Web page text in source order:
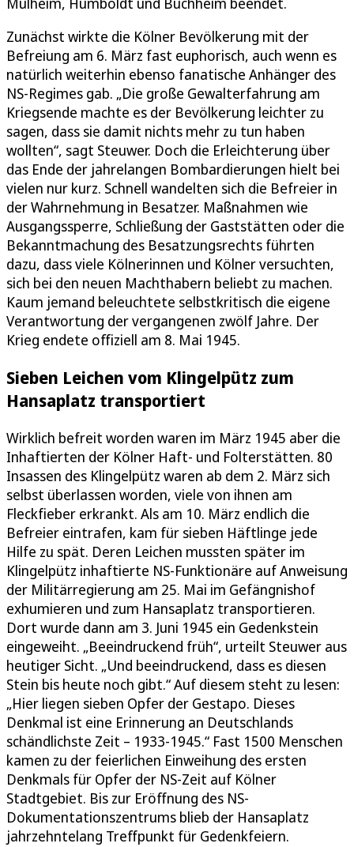
Zunächst wirkte die Kölner Bevölkerung mit der
Befreiung am 6. März fast euphorisch, auch wenn es
natürlich weiterhin ebenso fanatische Anhänger des
NS-Regimes gab. „Die große Gewalterfahrung am
Kriegsende machte es der Bevölkerung leichter zu
sagen, dass sie damit nichts mehr zu tun haben
wollten“, sagt Steuwer. Doch die Erleichterung über
das Ende der jahrelangen Bombardierungen hielt bei
vielen nur kurz. Schnell wandelten sich die Befreier in
der Wahrnehmung in Besatzer. Maßnahmen wie
Ausgangssperre, Schließung der Gaststätten oder die
Bekanntmachung des Besatzungsrechts führten
dazu, dass viele Kölnerinnen und Kölner versuchten,
sich bei den neuen Machthabern beliebt zu machen.
Kaum jemand beleuchtete selbstkritisch die eigene
Verantwortung der vergangenen zwölf Jahre. Der
Krieg endete offiziell am 8. Mai 1945.
Sieben Leichen vom Klingelpütz zum
Hansaplatz transportiert
Wirklich befreit worden waren im März 1945 aber die
Inhaftierten der Kölner Haft- und Folterstätten. 80
Insassen des Klingelpütz waren ab dem 2. März sich
selbst überlassen worden, viele von ihnen am
Fleckfieber erkrankt. Als am 10. März endlich die
Befreier eintrafen, kam für sieben Häftlinge jede
Hilfe zu spät. Deren Leichen mussten später im
Klingelpütz inhaftierte NS-Funktionäre auf Anweisung
der Militärregierung am 25. Mai im Gefängnishof
exhumieren und zum Hansaplatz transportieren.
Dort wurde dann am 3. Juni 1945 ein Gedenkstein
eingeweiht. „Beeindruckend früh“, urteilt Steuwer aus
heutiger Sicht. „Und beeindruckend, dass es diesen
Stein bis heute noch gibt.“ Auf diesem steht zu lesen:
„Hier liegen sieben Opfer der Gestapo. Dieses
Denkmal ist eine Erinnerung an Deutschlands
schändlichste Zeit – 1933-1945.“ Fast 1500 Menschen
kamen zu der feierlichen Einweihung des ersten
Denkmals für Opfer der NS-Zeit auf Kölner
Stadtgebiet. Bis zur Eröffnung des NS-
Dokumentationszentrums blieb der Hansaplatz
jahrzehntelang Treffpunkt für Gedenkfeiern.